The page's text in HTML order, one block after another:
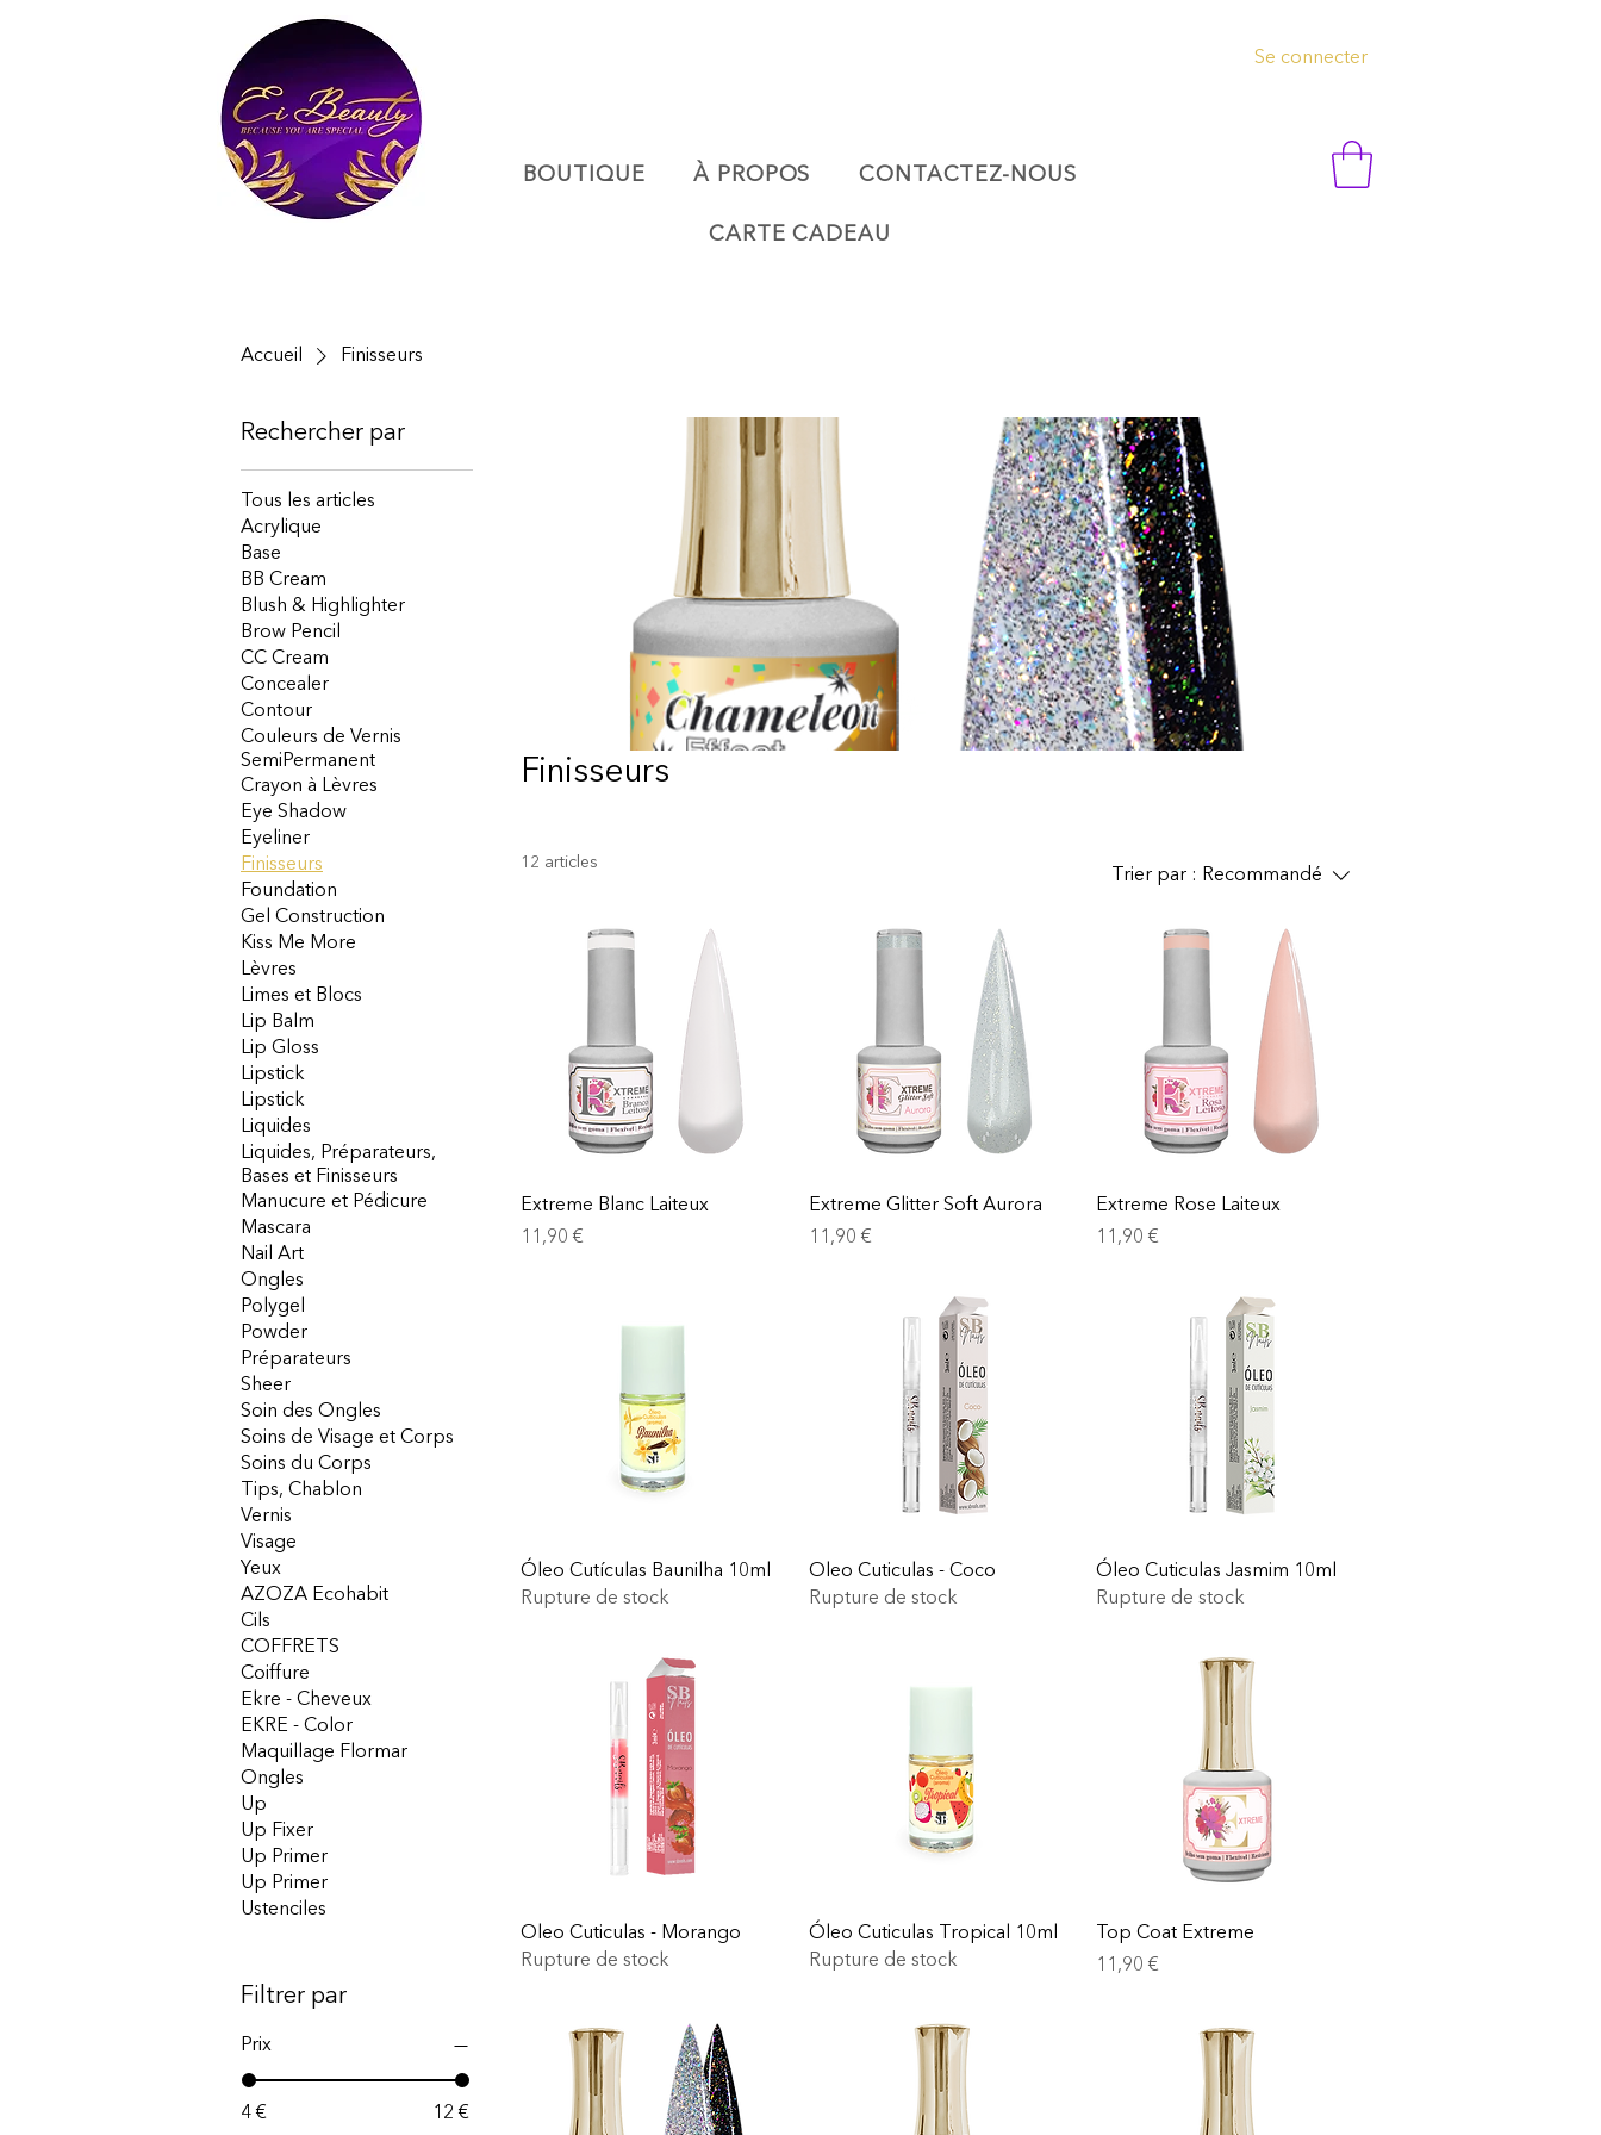
Se connecter
BOUTIQUE À PROPOS CONTACTEZ-NOUS
CARTE CADEAU
Accueil Finisseurs
Rechercher par
Tous les articles
Acrylique
Base
BB Cream
Blush & Highlighter
Brow Pencil
CC Cream
Concealer
Contour
Couleurs de Vernis
SemiPermanent
Crayon à Lèvres
Eye Shadow
Eyeliner
Finisseurs
Foundation
Gel Construction
Kiss Me More
Lèvres
Limes et Blocs
Lip Balm
Lip Gloss
Lipstick
Lipstick
Liquides
Liquides, Préparateurs,
Bases et Finisseurs
Manucure et Pédicure
Mascara
Nail Art
Ongles
Polygel
Powder
Préparateurs
Sheer
Soin des Ongles
Soins de Visage et Corps
Soins du Corps
Tips, Chablon
Vernis
Visage
Yeux
AZOZA Ecohabit
Cils
COFFRETS
Coiffure
Ekre - Cheveux
EKRE - Color
Maquillage Flormar
Ongles
Up
Up Fixer
Up Primer
Up Primer
Ustenciles
Filtrer par
Prix
4 € 12 €
Finisseurs
12 articles
Trier par : Recommandé
Extreme Blanc Laiteux
Prix
11,90 €
Extreme Glitter Soft Aurora
Prix
11,90 €
Extreme Rose Laiteux
Prix
11,90 €
Óleo Cutículas Baunilha 10ml
Rupture de stock
Oleo Cuticulas - Coco
Rupture de stock
Óleo Cuticulas Jasmim 10ml
Rupture de stock
Oleo Cuticulas - Morango
Rupture de stock
Óleo Cuticulas Tropical 10ml
Rupture de stock
Top Coat Extreme
Prix
11,90 €